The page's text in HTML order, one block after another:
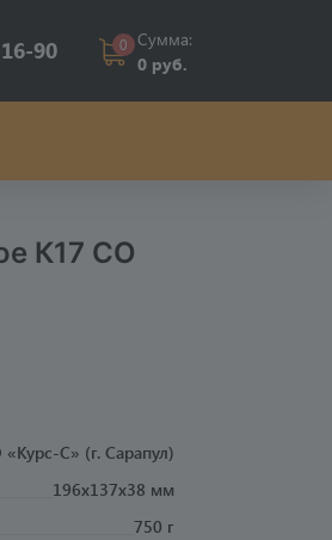
90 0 Сумма:
0 руб.
К17 СО
С» (г. Сарапул)
196x137x38 мм
750 г